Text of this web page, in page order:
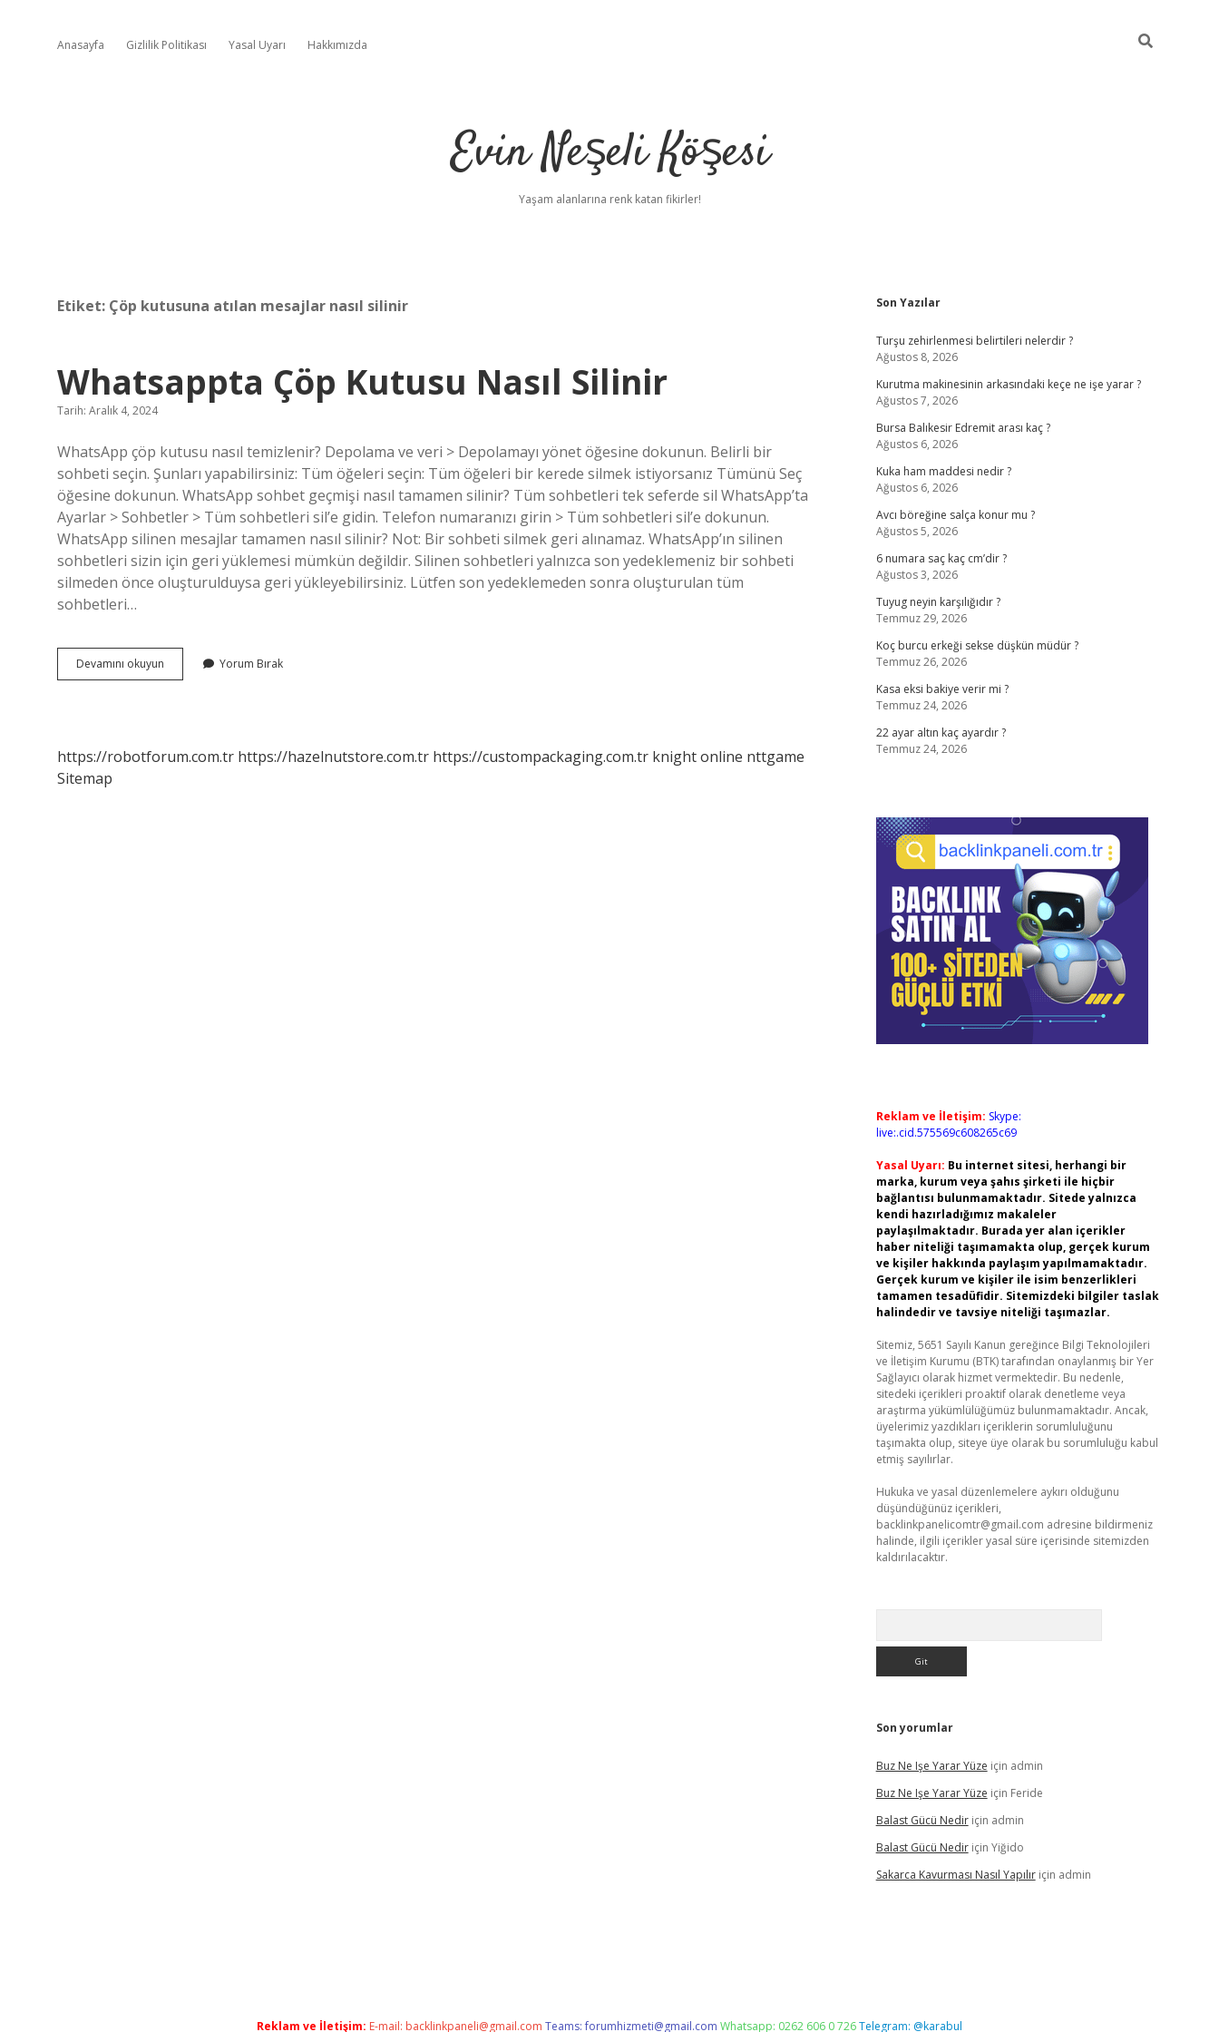
Anasayfa Gizlilik Politikası Yasal Uyarı Hakkımızda
Evin Neşeli Köşesi
Yaşam alanlarına renk katan fikirler!
Etiket: Çöp kutusuna atılan mesajlar nasıl silinir
Whatsappta Çöp Kutusu Nasıl Silinir
Tarih: Aralık 4, 2024
WhatsApp çöp kutusu nasıl temizlenir? Depolama ve veri > Depolamayı yönet öğesine dokunun. Belirli bir
sohbeti seçin. Şunları yapabilirsiniz: Tüm öğeleri seçin: Tüm öğeleri bir kerede silmek istiyorsanız Tümünü Seç
öğesine dokunun. WhatsApp sohbet geçmişi nasıl tamamen silinir? Tüm sohbetleri tek seferde sil WhatsApp’ta
Ayarlar > Sohbetler > Tüm sohbetleri sil’e gidin. Telefon numaranızı girin > Tüm sohbetleri sil’e dokunun.
WhatsApp silinen mesajlar tamamen nasıl silinir? Not: Bir sohbeti silmek geri alınamaz. WhatsApp’ın silinen
sohbetleri sizin için geri yüklemesi mümkün değildir. Silinen sohbetleri yalnızca son yedeklemeniz bir sohbeti
silmeden önce oluşturulduysa geri yükleyebilirsiniz. Lütfen son yedeklemeden sonra oluşturulan tüm
sohbetleri…
Devamını okuyun Whatsappta
Çöp
Yorum Bırak
https://robotforum.com.tr https://hazelnutstore.com.tr https://custompackaging.com.tr knight online nttgame
Sitemap
Sidebar
Son Yazılar
Turşu zehirlenmesi belirtileri nelerdir ?
Ağustos 8, 2026
Kurutma makinesinin arkasındaki keçe ne işe yarar ?
Ağustos 7, 2026
Bursa Balıkesir Edremit arası kaç ?
Ağustos 6, 2026
Kuka ham maddesi nedir ?
Ağustos 6, 2026
Avcı böreğine salça konur mu ?
Ağustos 5, 2026
6 numara saç kaç cm’dir ?
Ağustos 3, 2026
Tuyug neyin karşılığıdır ?
Temmuz 29, 2026
Koç burcu erkeği sekse düşkün müdür ?
Temmuz 26, 2026
Kasa eksi bakiye verir mi ?
Temmuz 24, 2026
22 ayar altın kaç ayardır ?
Temmuz 24, 2026
Reklam ve İletişim: Skype:
live:.cid.575569c608265c69
Yasal Uyarı: Bu internet sitesi, herhangi bir
marka, kurum veya şahıs şirketi ile hiçbir
bağlantısı bulunmamaktadır. Sitede yalnızca
kendi hazırladığımız makaleler
paylaşılmaktadır. Burada yer alan içerikler
haber niteliği taşımamakta olup, gerçek kurum
ve kişiler hakkında paylaşım yapılmamaktadır.
Gerçek kurum ve kişiler ile isim benzerlikleri
tamamen tesadüfidir. Sitemizdeki bilgiler taslak
halindedir ve tavsiye niteliği taşımazlar.
Sitemiz, 5651 Sayılı Kanun gereğince Bilgi Teknolojileri
ve İletişim Kurumu (BTK) tarafından onaylanmış bir Yer
Sağlayıcı olarak hizmet vermektedir. Bu nedenle,
sitedeki içerikleri proaktif olarak denetleme veya
araştırma yükümlülüğümüz bulunmamaktadır. Ancak,
üyelerimiz yazdıkları içeriklerin sorumluluğunu
taşımakta olup, siteye üye olarak bu sorumluluğu kabul
etmiş sayılırlar.
Hukuka ve yasal düzenlemelere aykırı olduğunu
düşündüğünüz içerikleri,
backlinkpanelicomtr@gmail.com adresine bildirmeniz
halinde, ilgili içerikler yasal süre içerisinde sitemizden
kaldırılacaktır.
Son yorumlar
Buz Ne Işe Yarar Yüze için admin
Buz Ne Işe Yarar Yüze için Feride
Balast Gücü Nediriçin admin
Balast Gücü Nediriçin Yiğido
Sakarca Kavurması Nasıl Yapılıriçin admin
Reklam ve İletişim: E-mail: backlinkpaneli@gmail.com Teams:forumhizmeti@gmail.com Whatsapp: 0262 606 0 726Telegram: @karabul